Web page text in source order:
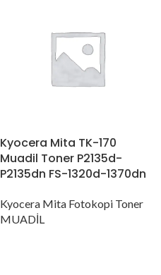
Kyocera Mita TK-170
Muadil Toner P2135d-
P2135dn FS-1320d-1370dn
Kyocera Mita Fotokopi Toner
MUADİL